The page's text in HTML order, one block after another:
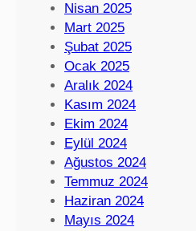
Nisan 2025
Mart 2025
Şubat 2025
Ocak 2025
Aralık 2024
Kasım 2024
Ekim 2024
Eylül 2024
Ağustos 2024
Temmuz 2024
Haziran 2024
Mayıs 2024